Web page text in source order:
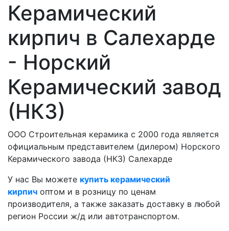
Керамический
кирпич в Салехарде
- Норский
Керамический завод
(НКЗ)
ООО Строительная керамика с 2000 года является
официальным представителем (дилером) Норского
Керамического завода (НКЗ) Салехарде
У нас Вы можете купить керамический
кирпич оптом и в розницу по ценам
производителя, а также заказать доставку в любой
регион России ж/д или автотранспортом.